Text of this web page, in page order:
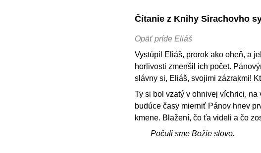
Čítanie z Knihy Sirachovho
Opäť príde Eliáš
Vystúpil Eliáš, prorok ako oheň, a
horlivosti zmenšil ich počet.
slávny si, Eliáš, svojimi zázrakmi!
Ty si bol vzatý v ohnivej víchrici,
budúce časy mierniť Pánov hnev
kmene. Blažení, čo ťa videli a čo
Počuli sme Božie slovo.